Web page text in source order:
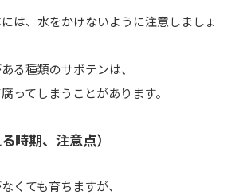
は、水をかけないように注意しましょ
る種類のサボテンは、
ってしまうことがあります。
時期、注意点）
くても育ちますが、